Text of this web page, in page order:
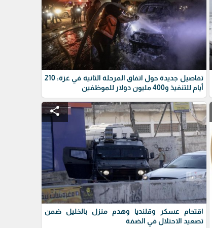
تفاصيل جديدة حول اتفاق المرحلة الثانية في غزة: 210
أيام للتنفيذ و400 مليون دولار للموظفين
share
اقتحام عسكر وقلنديا وهدم منزل بالخليل ضمن
تصعيد الاحتلال في الضفة